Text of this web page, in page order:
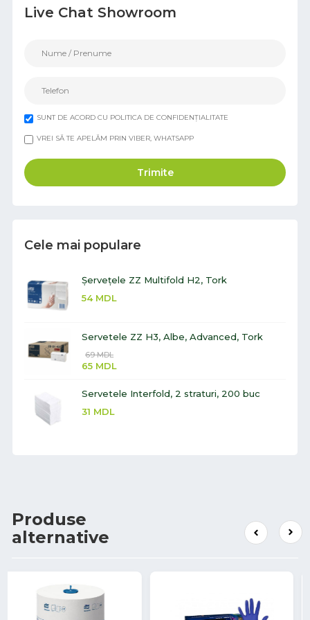
Live Chat Showroom
SUNT DE ACORD CU POLITICA DE CONFIDENȚIALITATE
VREI SĂ TE APELĂM PRIN VIBER, WHATSAPP
Trimite
Cele mai populare
Șervețele ZZ Multifold H2, Tork
54 MDL
Servetele ZZ H3, Albe, Advanced, Tork
69MDL
65 MDL
Servetele Interfold, 2 straturi, 200 buc
31 MDL
Produse
alternative